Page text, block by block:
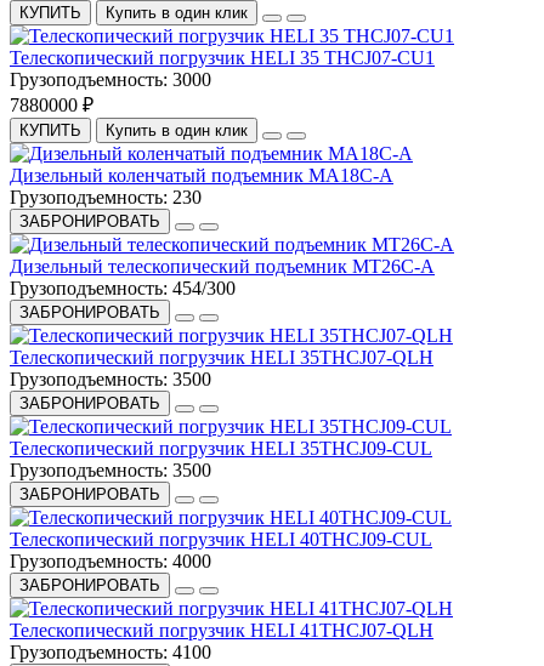
КУПИТЬ Купить в один клик
Телескопический погрузчик HELI 35 THCJ07-CU1
Грузоподъемность: 3000
7880000 ₽
КУПИТЬ Купить в один клик
Дизельный коленчатый подъемник MA18C-A
Грузоподъемность: 230
ЗАБРОНИРОВАТЬ
Дизельный телескопический подъемник МТ26С-А
Грузоподъемность: 454/300
ЗАБРОНИРОВАТЬ
Телескопический погрузчик HELI 35THCJ07-QLH
Грузоподъемность: 3500
ЗАБРОНИРОВАТЬ
Телескопический погрузчик HELI 35THCJ09-CUL
Грузоподъемность: 3500
ЗАБРОНИРОВАТЬ
Телескопический погрузчик HELI 40THCJ09-CUL
Грузоподъемность: 4000
ЗАБРОНИРОВАТЬ
Телескопический погрузчик HELI 41THCJ07-QLH
Грузоподъемность: 4100